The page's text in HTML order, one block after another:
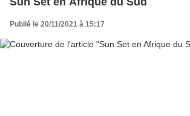
Publié le 20/11/2021 à 15:17